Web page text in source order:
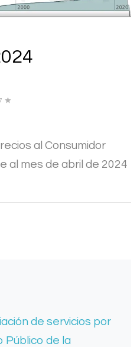
al Consumidor
al mes de abril de 2024
de servicios por
Público de la